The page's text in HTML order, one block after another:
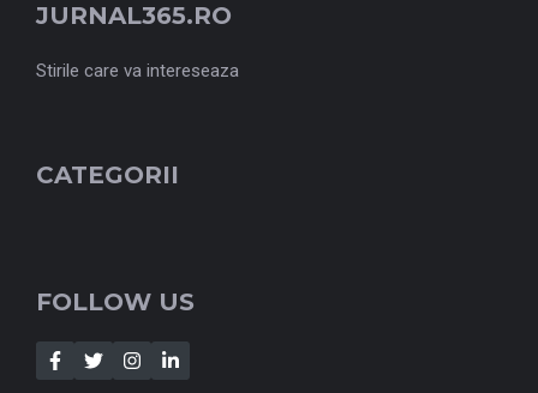
JURNAL365.RO
Stirile care va intereseaza
CATEGORII
FOLLOW US